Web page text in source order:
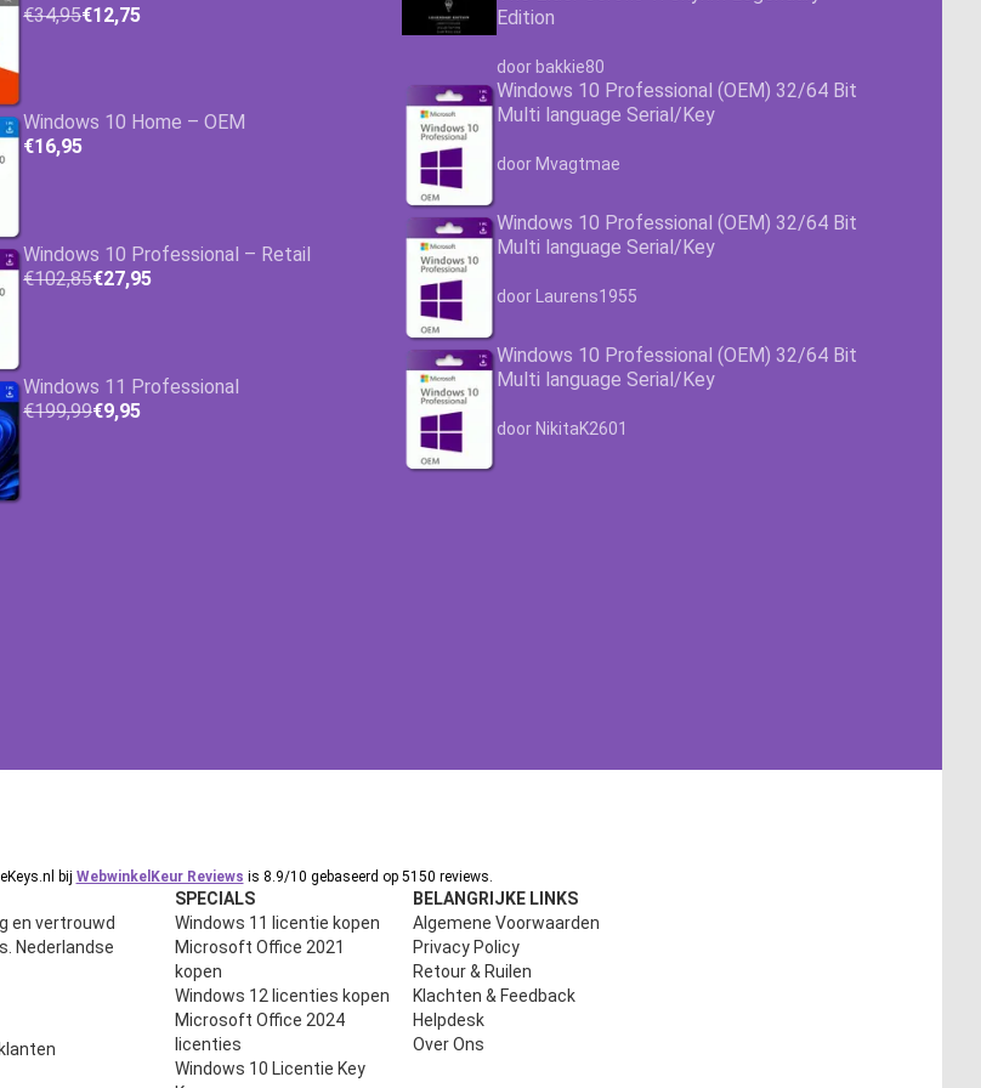
€34,95€12,75
Windows 10 Home – OEM
€16,95
Windows 10 Professional – Retail
€102,85€27,95
Windows 11 Professional
€199,99€9,95
Edition
Waardering4.63
door bakkie80
Windows 10 Professional (OEM) 32/64 Bit
Multi language Serial/Key
Waardering4.63
door Mvagtmae
Windows 10 Professional (OEM) 32/64 Bit
Multi language Serial/Key
Waardering4.63uit 5
door Laurens1955
Windows 10 Professional (OEM) 32/64 Bit
Multi language Serial/Key
Waardering4.63
door NikitaK2601
bij WebwinkelKeur Reviews is 8.9/10 gebaseerd op 5150 reviews.
en vertrouwd
Nederlandse
SPECIALS
Windows 11 licentie kopen
Microsoft Office 2021
kopen
Windows 12 licenties kopen
Microsoft Office 2024
licenties
Windows 10 Licentie Key
BELANGRIJKE LINKS
Algemene Voorwaarden
Privacy Policy
Retour & Ruilen
Klachten & Feedback
Helpdesk
Over Ons